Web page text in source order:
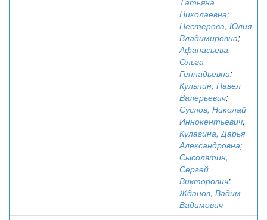
Николаевна;
Нестерова, Юлия
Владимировна;
Афанасьева,
Ольга
Геннадьевна;
Кульпин, Павел
Валерьевич;
Суслов, Николай
Иннокентьевич;
Кулагина, Дарья
Александровна;
Сысолятин,
Сергей
Викторович;
Жданов, Вадим
Вадимович